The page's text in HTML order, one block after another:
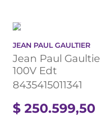
JEAN PAUL GAULTIER
Jean Paul
100V Edt
8435415011341
$ 250.599,50